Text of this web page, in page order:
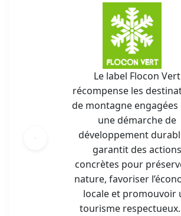
Le label Flocon Vert
récompense les
de montagne engagées
une démarche de
développement
garantit des actions
concrètes pour
nature, favoriser
locale et promouvoir
tourisme respectueux.